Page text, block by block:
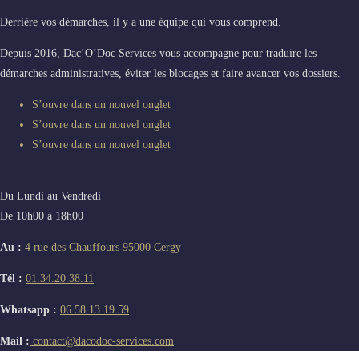
Derrière vos démarches, il y a une équipe qui vous comprend.
Depuis 2016, Dac’O’Doc Services vous accompagne pour traduire les
démarches administratives, éviter les blocages et faire avancer vos dossiers.
S’ouvre dans un nouvel onglet
S’ouvre dans un nouvel onglet
S’ouvre dans un nouvel onglet
Du Lundi au Vendredi
De 10h00 à 18h00
Au : 4 rue des Chauffours 95000 Cergy
Tél : 01.34.20.38.11
Whatsapp : 06.58.13.19.59
Mail : contact@dacodoc-services.com